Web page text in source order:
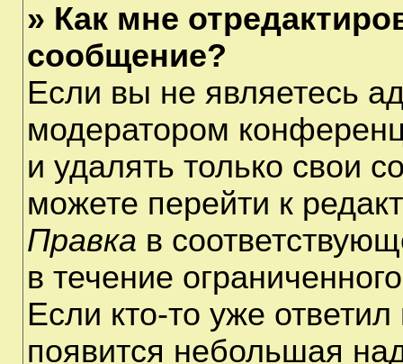
» Как мне
сообщение?
Если вы не являетесь
модератором
и удалять только свои
можете перейти к
Правка в
в течение
Если кто-то уже
появится небольшая